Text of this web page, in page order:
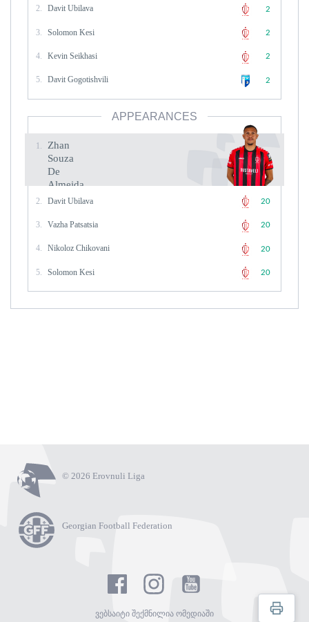
2. Davit Ubilava 2
3. Solomon Kesi 2
4. Kevin Seikhasi 2
5. Davit Gogotishvili 2
APPEARANCES
1.
Zhan
Souza
De
Almeida
20Appearances
2. Davit Ubilava 20
3. Vazha Patsatsia 20
4. Nikoloz Chikovani 20
5. Solomon Kesi 20
© 2026 Erovnuli Liga
Georgian Football Federation
ვებსაიტი შექმნილია ომედიაში